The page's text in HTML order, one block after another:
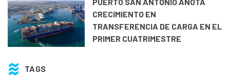
CRECIMIENTO EN
TRANSFERENCIA DE CARGA EN EL
PRIMER CUATRIMESTRE
TAGS